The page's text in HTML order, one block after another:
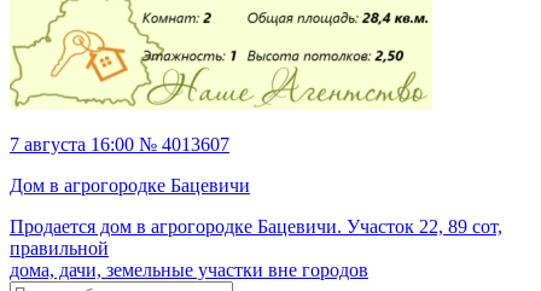
7 августа 16:00 № 4013607
Дом в агрогородке Бацевичи
Продается дом в агрогородке Бацевичи. Участок 22, 89 сот,
правильной
дома, дачи, земельные участки вне городов